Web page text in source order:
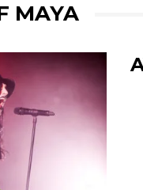
MAYA